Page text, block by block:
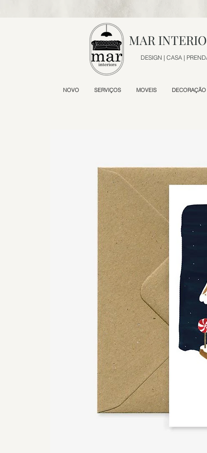
MAR
DESIGN | CASA |
NOVO SERVIÇOS MOVEIS DECORAÇÃO